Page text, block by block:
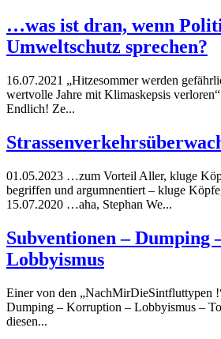
…was ist dran, wenn
Umweltschutz sprechen?
16.07.2021 „Hitzesommer werden
wertvolle Jahre mit Klimaskepsis
Endlich! Ze...
01.05.2023 …zum Vorteil Aller, kluge
begriffen und argumnentiert – kluge
15.07.2020 …aha, Stephan We...
Subventionen –
Lobbyismus
Einer von den „NachMirDieSintfluttypen
Dumping – Korruption – Lobbyismus –
diesen...